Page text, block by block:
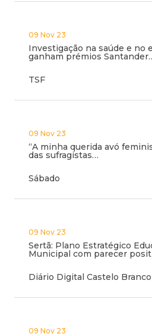
09 Nov 23
Investigação na saúde e no
ganham prémios
TSF
09 Nov 23
“A minha querida avó
das sufragistas…
Sábado
09 Nov 23
Sertã: Plano Estratégico
Municipal com parecer
Diário Digital Castelo Branco
09 Nov 23